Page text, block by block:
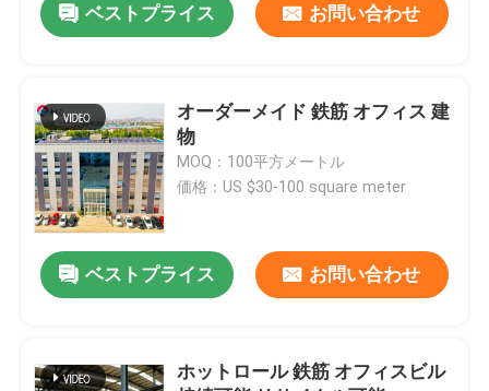
ベストプライス お問い合わせ
オーダーメイド 鉄筋 オフィス 建
物
MOQ：100平方メートル
価格：US $30-100 square meter
ベストプライス お問い合わせ
ホットロール 鉄筋 オフィスビル